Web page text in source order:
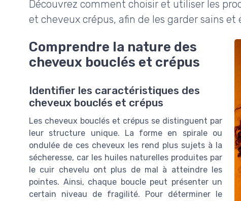
Découvrez comment choisir et utiliser les
et cheveux crépus, afin de les garder sains et
Comprendre la nature des
cheveux bouclés et crépus
Identifier les caractéristiques des
cheveux bouclés et crépus
Les cheveux bouclés et crépus se distinguent par
leur structure unique. La forme en spirale ou
ondulée de ces cheveux les rend plus sujets à la
sécheresse, car les huiles naturelles produites par
le cuir chevelu ont plus de mal à atteindre les
pointes. Ainsi, chaque boucle peut présenter un
certain niveau de fragilité. Pour déterminer le